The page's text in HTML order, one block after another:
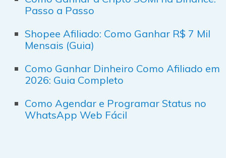
Passo a Passo
Shopee Afiliado: Como Ganhar R$ 7 Mil
Mensais (Guia)
Como Ganhar Dinheiro Como Afiliado em
2026: Guia Completo
Como Agendar e Programar Status no
WhatsApp Web Fácil